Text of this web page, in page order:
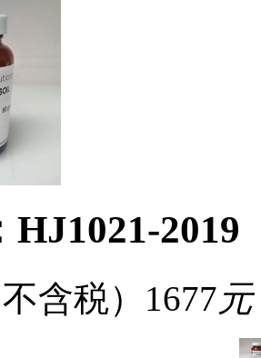
HJ1021-2019
含税） 1677元